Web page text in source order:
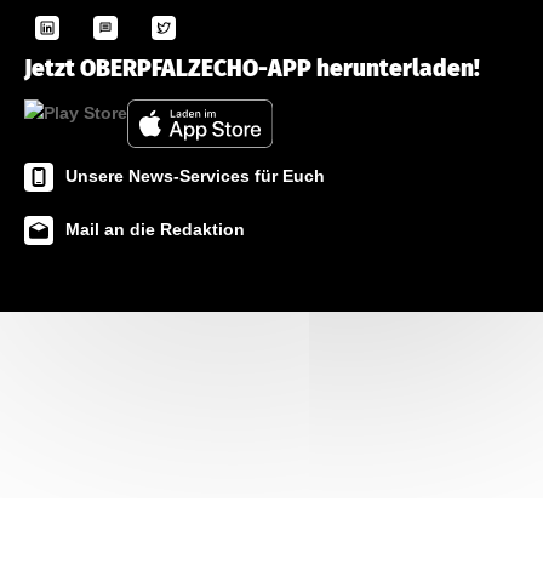
Jetzt OBERPFALZECHO-APP herunterladen!
Unsere News-Services für Euch
Mail an die Redaktion